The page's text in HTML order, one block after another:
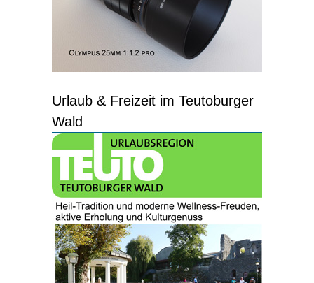
Urlaub & Freizeit im Teutoburger
Wald